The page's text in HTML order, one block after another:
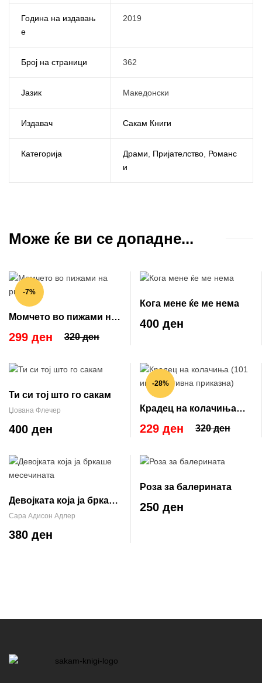
Година на издавањ
е
2019
Број на страници 362
Јазик Македонски
Издавач Сакам Книги
Категорија Драми Пријателство, Романс
и
Може ќе ви се допадне...
-7%
Момчето во пижами на
риги
320 ден
299 ден
Кога мене ќе ме нема
400 ден
Ти си тој што го сакам
Џована Флечер
400 ден
-28%
Крадец на колачиња
(101 инспиративна
приказна)
320 ден
229 ден
Девојката која ја бркаше
месечината
Сара Адисон Адлер
380 ден
Роза за балерината
250 ден